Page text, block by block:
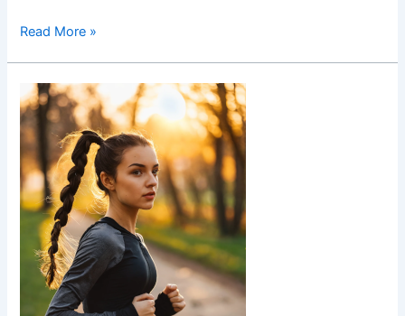
Кнопки
на
сайте
Read More »